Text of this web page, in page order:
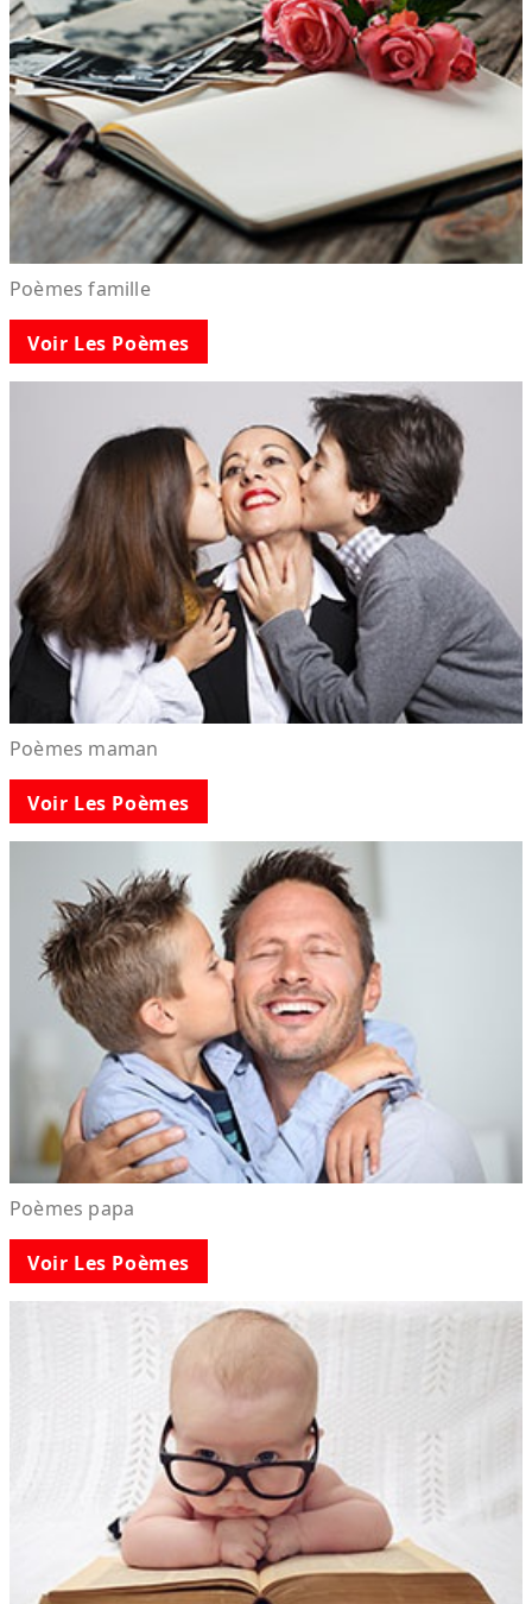
Poèmes famille
Voir Les Poèmes
Poèmes maman
Voir Les Poèmes
Poèmes papa
Voir Les Poèmes